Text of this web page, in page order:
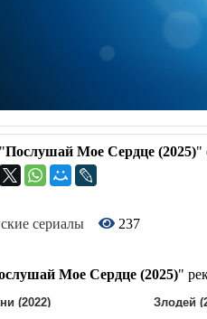
Послушай Мое Сердце (2025)"
сериалы 237
Мое Сердце (2025)"
(2022) Злодей